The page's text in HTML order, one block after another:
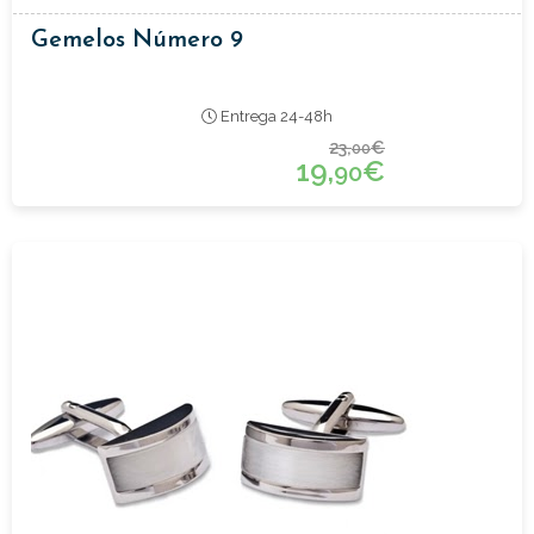
Gemelos Número 9
Entrega 24-48h
23,00€
19,90€